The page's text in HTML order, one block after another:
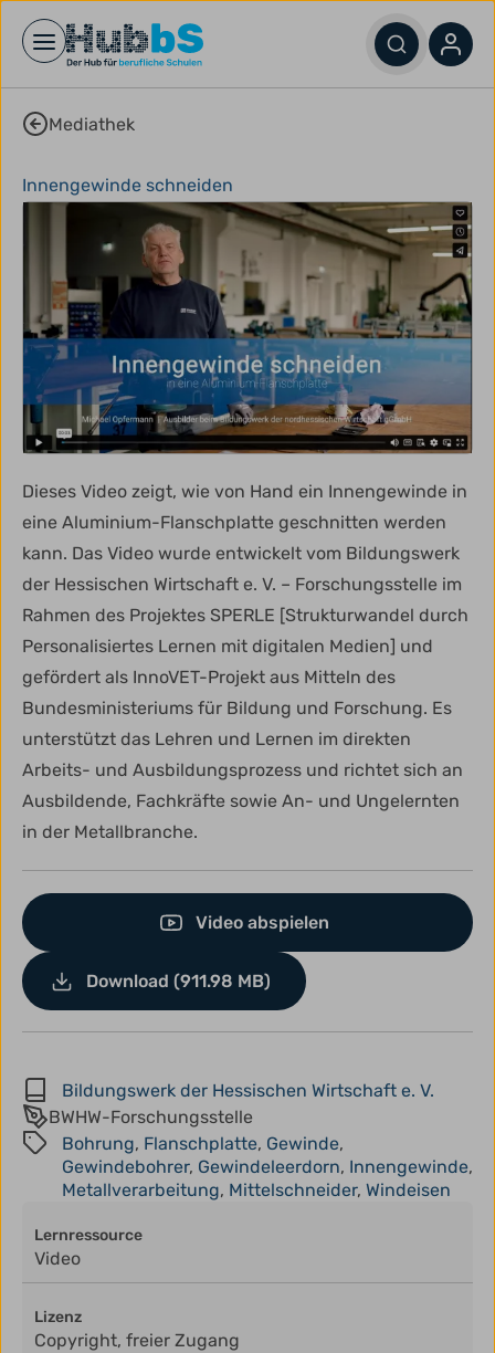
Open main menu
Mediathek
Innengewinde schneiden
Dieses Video zeigt, wie von Hand ein Innengewinde in
eine Aluminium-Flanschplatte geschnitten werden
kann. Das Video wurde entwickelt vom Bildungswerk
der Hessischen Wirtschaft e. V. – Forschungsstelle im
Rahmen des Projektes SPERLE [Strukturwandel durch
Personalisiertes Lernen mit digitalen Medien] und
gefördert als InnoVET-Projekt aus Mitteln des
Bundesministeriums für Bildung und Forschung. Es
unterstützt das Lehren und Lernen im direkten
Arbeits- und Ausbildungsprozess und richtet sich an
Ausbildende, Fachkräfte sowie An- und Ungelernten
in der Metallbranche.
Video abspielen
Download (911.98 MB)
Bildungswerk der Hessischen Wirtschaft e. V.
BWHW-Forschungsstelle
Bohrung, Flanschplatte, Gewinde,
Gewindebohrer, Gewindeleerdorn, Innengewinde,
Metallverarbeitung, Mittelschneider, Windeisen
Lernressource
Video
Lizenz
Copyright, freier Zugang